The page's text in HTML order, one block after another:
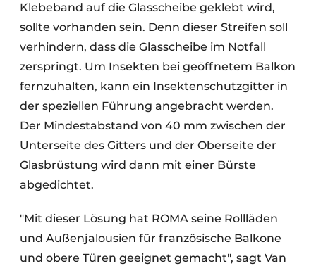
Klebeband auf die Glasscheibe geklebt wird,
sollte vorhanden sein. Denn dieser Streifen soll
verhindern, dass die Glasscheibe im Notfall
zerspringt. Um Insekten bei geöffnetem Balkon
fernzuhalten, kann ein Insektenschutzgitter in
der speziellen Führung angebracht werden.
Der Mindestabstand von 40 mm zwischen der
Unterseite des Gitters und der Oberseite der
Glasbrüstung wird dann mit einer Bürste
abgedichtet.
"Mit dieser Lösung hat ROMA seine Rollläden
und Außenjalousien für französische Balkone
und obere Türen geeignet gemacht", sagt Van